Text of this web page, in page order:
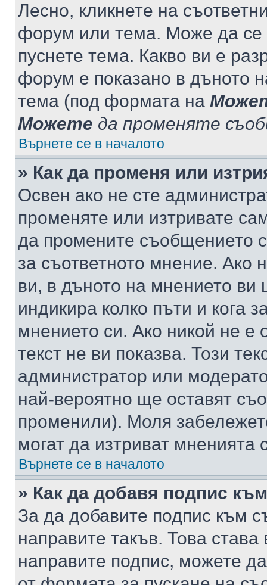
Лесно, кликнете на
форум или тема. Може да се
пуснете тема. Какво ви е
форум е показано в дъното
тема (под формата на
Можете да променяте
Върнете се в началото
» Как да променя или
Освен ако не сте
променяте или изтривате
да промените съобщението
за съответното мнение. Ако
ви, в дъното на мнението ви
индикира колко пъти и кога
мнението си. Ако никой не е
текст не ви показва. Този
администратор или
най-вероятно ще оставят
променили). Моля
могат да изтриват мненията
Върнете се в началото
» Как да добавя подпис
За да добавите подпис към
направите такъв. Това
направите подпис, можете